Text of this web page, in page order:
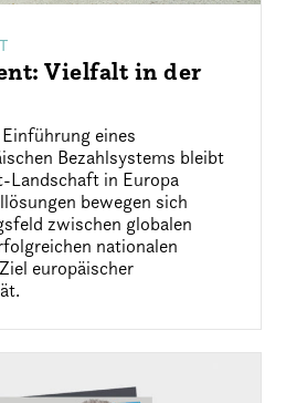
Vielfalt in der
eines
Bezahlsystems bleibt
Landschaft in Europa
bewegen sich
zwischen globalen
nationalen
europäischer